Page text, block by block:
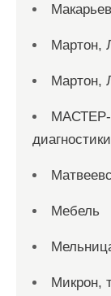
Мартон,
Мартон,
МАСТЕР-
Мебель
Микрон,